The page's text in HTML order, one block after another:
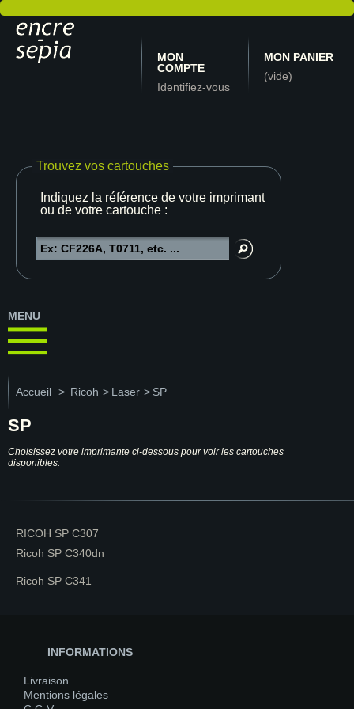
MON
COMPTE
Identifiez-vous
MON PANIER
(vide)
Trouvez vos cartouches
Indiquez la référence de votre imprimante
ou de votre cartouche :
MENU
Accueil > Ricoh > Laser > SP
SP
Choisissez votre imprimante ci-dessous pour voir les cartouches
disponibles:
RICOH SP C307
Ricoh SP C340dn
Ricoh SP C341
INFORMATIONS
Livraison
Mentions légales